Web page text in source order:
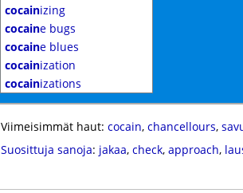
cocainizing
cocaine bugs
cocaine blues
cocainization
cocainizations
Viimeisimmät haut: cocain, chancellours,
Suosittuja sanoja: jakaa, check, approach,